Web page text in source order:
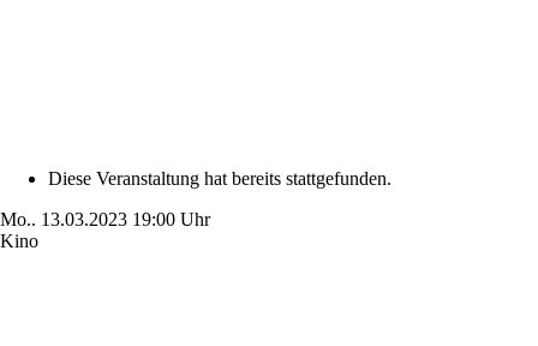
Diese Veranstaltung hat bereits stattgefunden.
Mo.. 13.03.2023 19:00 Uhr
Kino